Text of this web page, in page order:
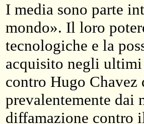
I media sono parte
mondo». Il loro
tecnologiche e la
acquisito negli ultimi
contro Hugo Chavez
prevalentemente dai
diffamazione contro